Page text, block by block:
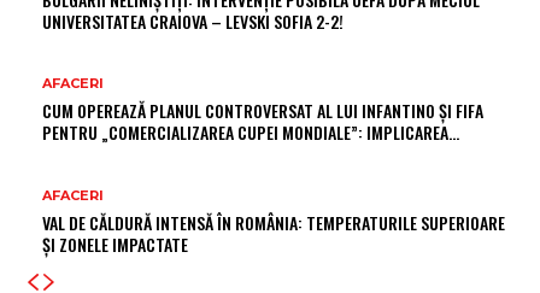
UNIVERSITATEA CRAIOVA – LEVSKI SOFIA 2-2!
AFACERI
CUM OPEREAZĂ PLANUL CONTROVERSAT AL LUI INFANTINO ȘI FIFA
PENTRU „COMERCIALIZAREA CUPEI MONDIALE”: IMPLICAREA…
AFACERI
VAL DE CĂLDURĂ INTENSĂ ÎN ROMÂNIA: TEMPERATURILE SUPERIOARE
ȘI ZONELE IMPACTATE